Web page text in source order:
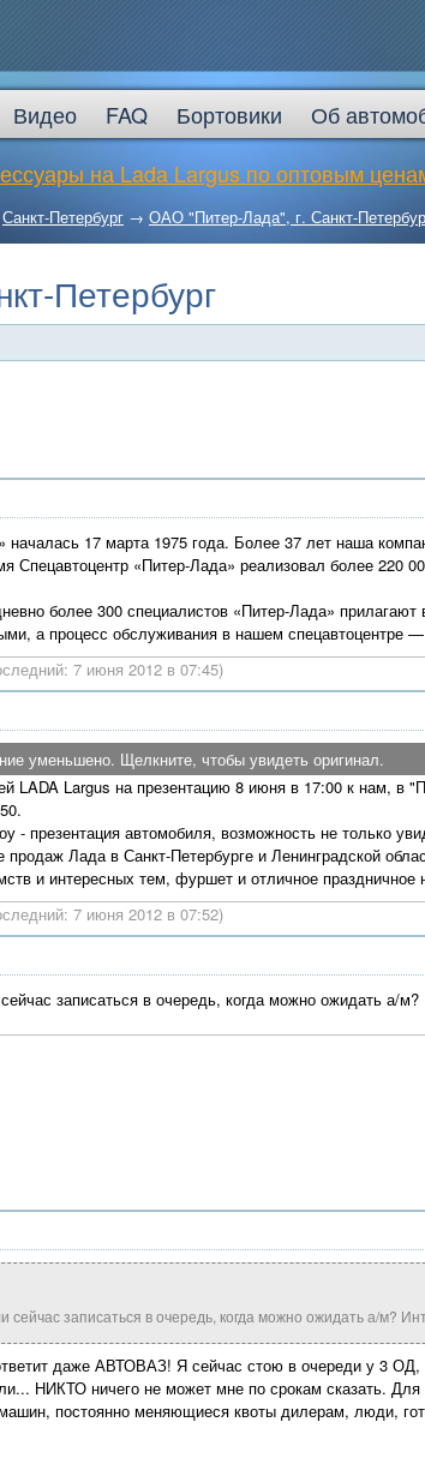
Видео FAQ Бортовики Об
на Lada Largus по оптовым
Санкт-Петербург → ОАО "Питер-Лада", г. Санкт-
Петербург
17 марта 1975 года. Более 37 лет наша
Спецавтоцентр «Питер-Лада» реализовал более 220
более 300 специалистов «Питер-Лада»
а процесс обслуживания в нашем спецавтоцентре
7 июня 2012 в 07:45)
уменьшено. Щелкните, чтобы увидеть оригинал.
LADA Largus на презентацию 8 июня в 17:00 к нам, в
- презентация автомобиля, возможность не только
Лада в Санкт-Петербурге и Ленинградской
и интересных тем, фуршет и отличное праздничное
7 июня 2012 в 07:52)
записаться в очередь, когда можно ожидать а/
сейчас записаться в очередь, когда можно ожидать а/м?
даже АВТОВАЗ! Я сейчас стою в очереди у 3
НИКТО ничего не может мне по срокам сказать.
постоянно меняющиеся квоты дилерам, люди,